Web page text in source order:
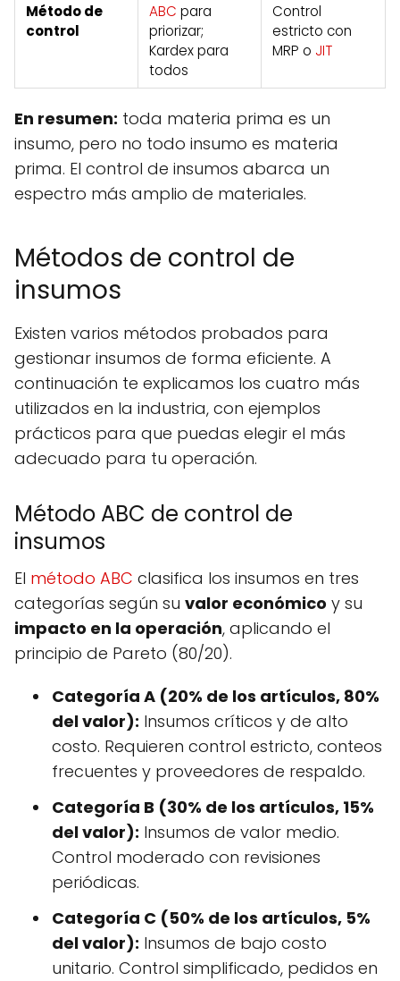
Método de
control
ABC para
priorizar;
Kardex para
todos
Control
estricto con
MRP o JIT
En resumen: toda materia prima es un
insumo, pero no todo insumo es materia
prima. El control de insumos abarca un
espectro más amplio de materiales.
Métodos de control de
insumos
Existen varios métodos probados para
gestionar insumos de forma eficiente. A
continuación te explicamos los cuatro más
utilizados en la industria, con ejemplos
prácticos para que puedas elegir el más
adecuado para tu operación.
Método ABC de control de
insumos
El método ABC clasifica los insumos en tres
categorías según su valor económico y su
impacto en la operación, aplicando el
principio de Pareto (80/20).
Categoría A (20% de los artículos, 80%
del valor): Insumos críticos y de alto
costo. Requieren control estricto, conteos
frecuentes y proveedores de respaldo.
Categoría B (30% de los artículos, 15%
del valor): Insumos de valor medio.
Control moderado con revisiones
periódicas.
Categoría C (50% de los artículos, 5%
del valor): Insumos de bajo costo
unitario. Control simplificado, pedidos en